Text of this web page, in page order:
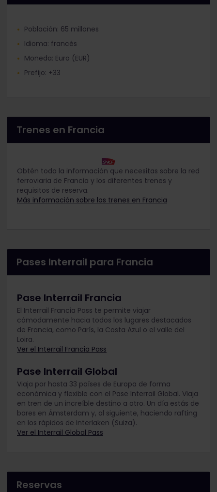
Población: 65 millones
Idioma: francés
Moneda: Euro (EUR)
Prefijo: +33
Trenes en Francia
Obtén toda la información que necesitas sobre la red
ferroviaria de Francia y los diferentes trenes y
requisitos de reserva.
Más información sobre los trenes en Francia
Pases Interrail para Francia
Pase Interrail Francia
El Interrail Francia Pass te permite viajar
cómodamente hacia todos los lugares destacados
de Francia, como París, la Costa Azul o el valle del
Loira.
Ver el Interrail Francia Pass
Pase Interrail Global
Viaja por hasta 33 países de Europa de forma
económica y flexible con el Pase Interrail Global. Viaja
en tren de un increíble destino a otro. Un día estás de
bares en Ámsterdam y, al siguiente, haciendo rafting
en los rápidos de Interlaken (Suiza).
Ver el Interrail Global Pass
Reservas